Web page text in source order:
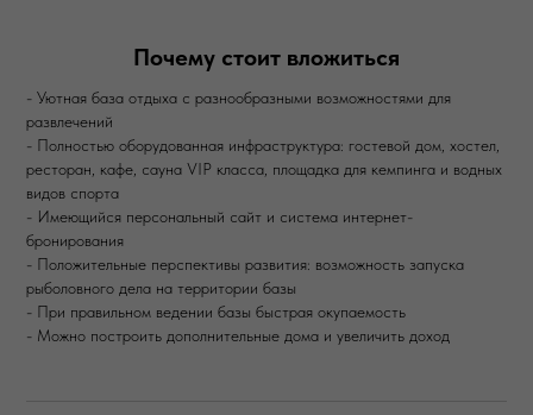
Почему стоит вложиться
- Уютная база отдыха с разнообразными возможностями для
развлечений
- Полностью оборудованная инфраструктура: гостевой дом, хостел,
ресторан, кафе, сауна VIP класса, площадка для кемпинга и водных
видов спорта
- Имеющийся персональный сайт и система интернет-
бронирования
- Положительные перспективы развития: возможность запуска
рыболовного дела на территории базы
- При правильном ведении базы быстрая окупаемость
- Можно построить дополнительные дома и увеличить доход